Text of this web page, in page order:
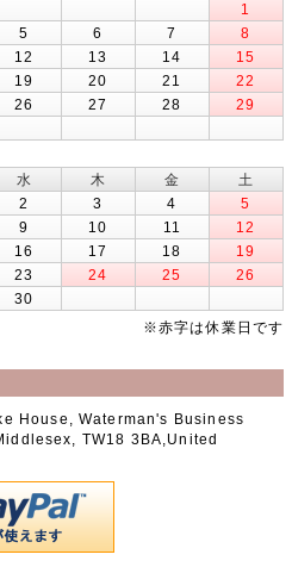
1
5 6 7
8
12 13 14
15
19 20 21
22
26 27 28
29
水 木 金
土
2 3 4
5
9 10 11
12
16 17 18
19
23 24 25
26
30
※赤字は休業日です
House, Waterman's Business
TW18 3BA,United